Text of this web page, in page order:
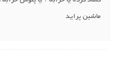
ماشین پراید